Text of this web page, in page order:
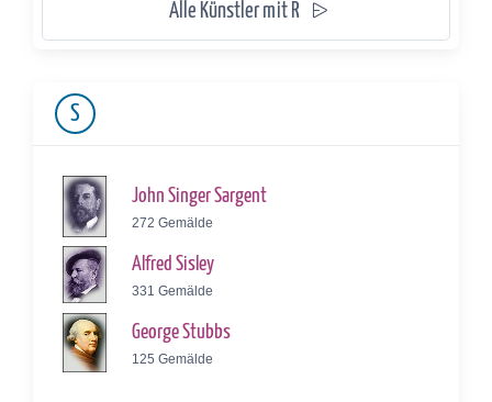
Alle Künstler mit R
S
John Singer Sargent
272 Gemälde
Alfred Sisley
331 Gemälde
George Stubbs
125 Gemälde